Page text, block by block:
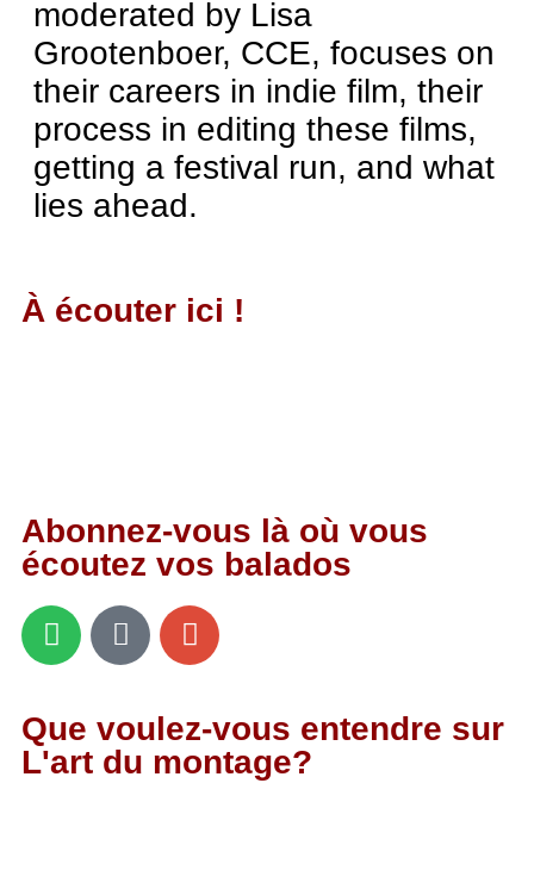
moderated by Lisa
Grootenboer, CCE, focuses on
their careers in indie film, their
process in editing these films,
getting a festival run, and what
lies ahead.
À écouter ici !
Abonnez-vous là où vous
écoutez vos balados
Que voulez-vous entendre sur
L'art du montage?